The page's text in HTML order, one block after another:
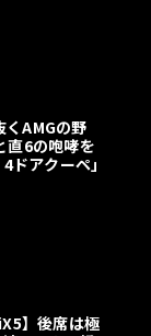
くAMGの野
6の咆哮を
ドアクーペ」
】後席は極